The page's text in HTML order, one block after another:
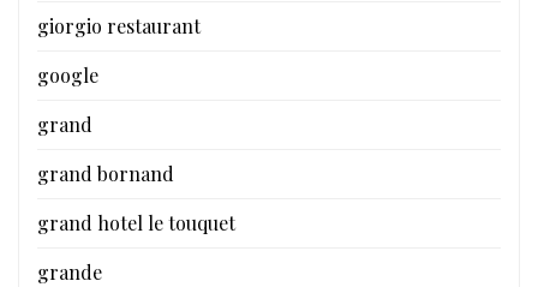
giorgio restaurant
google
grand
grand bornand
grand hotel le touquet
grande